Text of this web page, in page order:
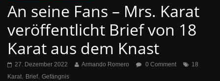
An seine Fans – Mrs. Karat
veröffentlicht Brief von 18
Karat aus dem Knast
27. Dezember 2022 Armando Romero 0 Comment
18
Karat, Brief, Gefängnis